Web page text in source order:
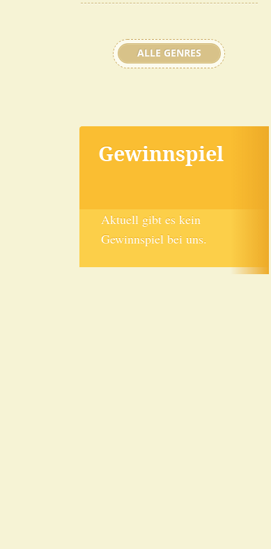
ALLE GENRES
Gewinnspiel
Aktuell gibt es kein
Gewinnspiel bei uns.